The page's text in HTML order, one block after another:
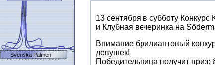
13 сентября в субботу
и Клубная вечеринка на
Внимание брилиантовый
девушек!
Победительницa получит приз:
Svenska Palmen